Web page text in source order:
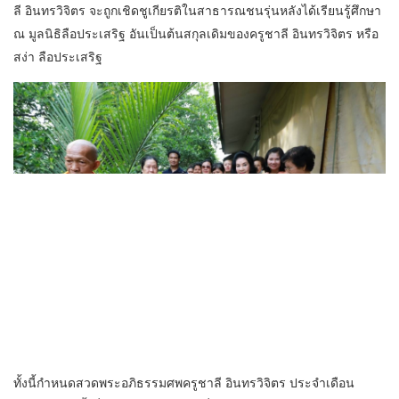
ลี อินทรวิจิตร จะถูกเชิดชูเกียรติในสาธารณชนรุ่นหลังได้เรียนรู้ศึกษา
ณ มูลนิธิลือประเสริฐ อันเป็นต้นสกุลเดิมของครูชาลี อินทรวิจิตร หรือ
สง่า ลือประเสริฐ
ทั้งนี้กำหนดสวดพระอภิธรรมศพครูชาลี อินทรวิจิตร ประจำเดือน